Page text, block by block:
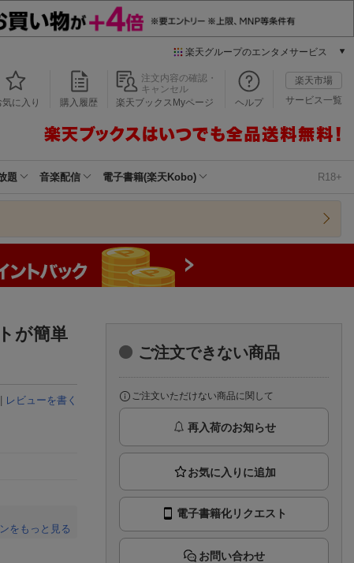
楽天グループのエンタメサービス
本/ゲーム/CD/DVD
楽天ブックス
楽天Kobo
楽天チケット
エンタメニュース
推し楽
気に入り 購入履歴
注文内容の確認・
キャンセル
楽天ブックスMyページ
ヘルプ
楽天市場
サービス一覧
題 音楽配信 電子書籍(楽天Kobo) R18+
が簡単
| レビューを書く
をもっと見る
ご注文できない商品
ご注文いただけない商品に関して
再入荷のお知らせ
電子書籍化リクエスト
お問い合わせ